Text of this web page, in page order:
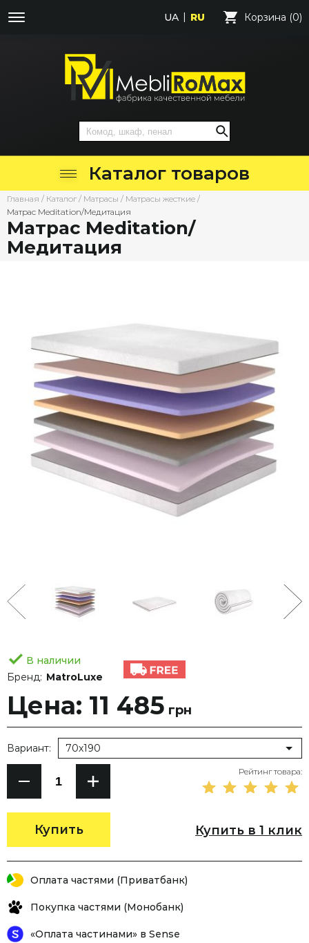
UA RU Корзина (0)
Каталог товаров
Главная / Каталог / Матрасы / Матрасы жесткие /
Матрас Meditation/Медитация
Матрас Meditation/
Медитация
В наличии
Бренд: MatroLuxe
Цена: 11 485 грн
Купить
Вариант: 70х190
Рейтинг товара:
Купить в 1 клик
Оплата частями (Приватбанк)
Покупка частями (Монобанк)
«Оплата частинами» в Sense